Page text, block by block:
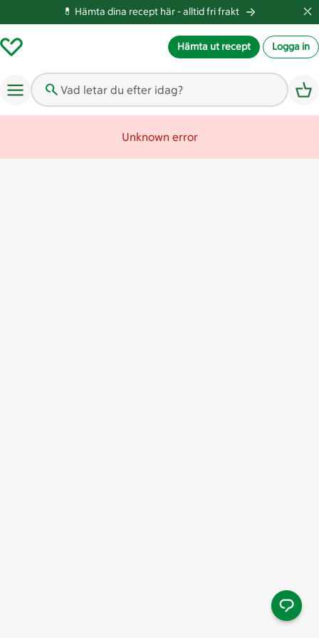
💊 Hämta dina recept här -alltid fri frakt
Hämta ut recept Logga in
Vad letar du efter idag?
Unknown error